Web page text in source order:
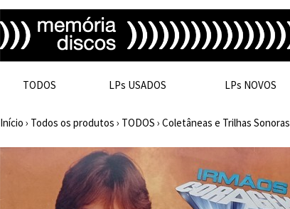
TODOS LPs USADOS LPs NOVOS
Início › Todos os produtos › TODOS › Coletâneas e Trilhas Sonoras